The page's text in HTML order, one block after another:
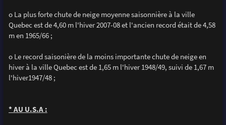
o La plus forte chute de neige moyenne saisonnière à la ville
Quebec est de 4,60 m l'hiver 2007-08 et l'ancien record était de 4,58
m en 1965/66 ;
o Le record saisonière de la moins importante chute de neige en
hiver à la ville Quebec est de 1,65 m l'hiver 1948/49, suivi de 1,67 m
l'hiver1947/48 ;
* AU U.S.A :